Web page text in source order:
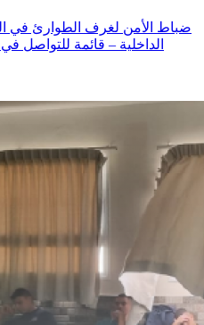
ضباط الأمن لغرف الطوارئ في
الداخلية – قائمة للتواصل